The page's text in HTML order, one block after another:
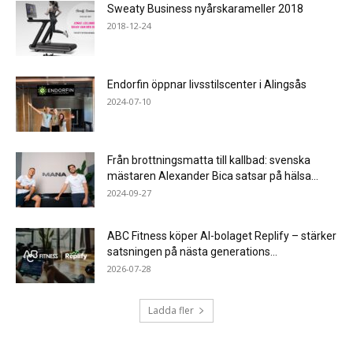
Sweaty Business nyårskarameller 2018
2018-12-24
Endorfin öppnar livsstilscenter i Alingsås
2024-07-10
Från brottningsmatta till kallbad: svenska
mästaren Alexander Bica satsar på hälsa...
2024-09-27
ABC Fitness köper AI-bolaget Replify – stärker
satsningen på nästa generations...
2026-07-28
Ladda fler